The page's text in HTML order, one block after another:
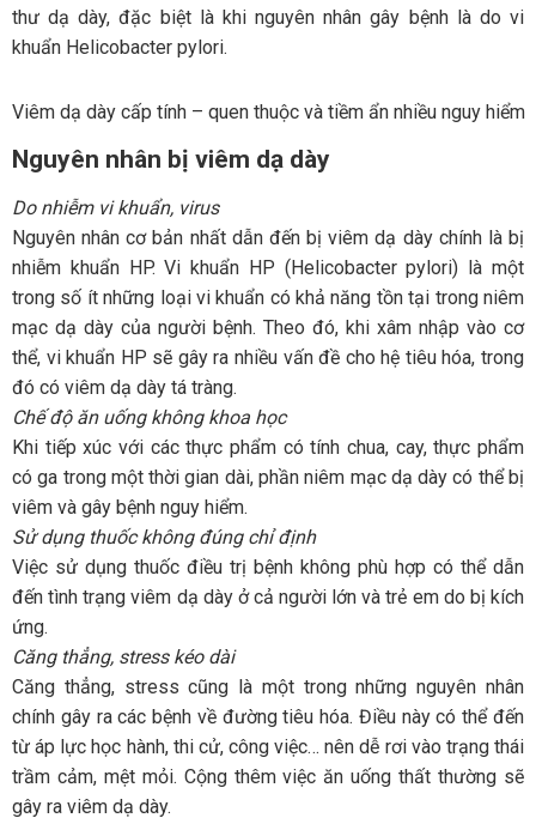
thư dạ dày, đặc biệt là khi nguyên nhân gây bệnh là do vi
khuẩn Helicobacter pylori.
Viêm dạ dày cấp tính – quen thuộc và tiềm ẩn nhiều nguy hiểm
Nguyên nhân bị viêm dạ dày
Do nhiễm vi khuẩn, virus
Nguyên nhân cơ bản nhất dẫn đến bị viêm dạ dày chính là bị
nhiễm khuẩn HP. Vi khuẩn HP (Helicobacter pylori) là một
trong số ít những loại vi khuẩn có khả năng tồn tại trong niêm
mạc dạ dày của người bệnh. Theo đó, khi xâm nhập vào cơ
thể, vi khuẩn HP sẽ gây ra nhiều vấn đề cho hệ tiêu hóa, trong
đó có viêm dạ dày tá tràng.
Chế độ ăn uống không khoa học
Khi tiếp xúc với các thực phẩm có tính chua, cay, thực phẩm
có ga trong một thời gian dài, phần niêm mạc dạ dày có thể bị
viêm và gây bệnh nguy hiểm.
Sử dụng thuốc không đúng chỉ định
Việc sử dụng thuốc điều trị bệnh không phù hợp có thể dẫn
đến tình trạng viêm dạ dày ở cả người lớn và trẻ em do bị kích
ứng.
Căng thẳng, stress kéo dài
Căng thẳng, stress cũng là một trong những nguyên nhân
chính gây ra các bệnh về đường tiêu hóa. Điều này có thể đến
từ áp lực học hành, thi cử, công việc… nên dễ rơi vào trạng thái
trầm cảm, mệt mỏi. Cộng thêm việc ăn uống thất thường sẽ
gây ra viêm dạ dày.